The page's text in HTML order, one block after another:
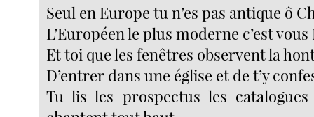
Seul en Europe tu n’es pas antique ô
L’Européen le plus moderne c’est vous
Et toi que les fenêtres observent la
D’entrer dans une église et de t’y
Tu lis les prospectus les